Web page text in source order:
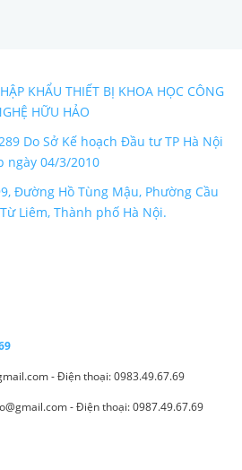
KHẨU THIẾT BỊ KHOA HỌC CÔNG
HỮU HẢO
Do Sở Kế hoạch Đầu tư TP Hà Nội
ngày 04/3/2010
Đường Hồ Tùng Mậu, Phường Cầu
Liêm, Thành phố Hà Nội.
- Điện thoại: 0983.49.67.69
- Điện thoại: 0987.49.67.69